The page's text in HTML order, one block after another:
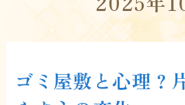
ゴミ屋敷と心理？